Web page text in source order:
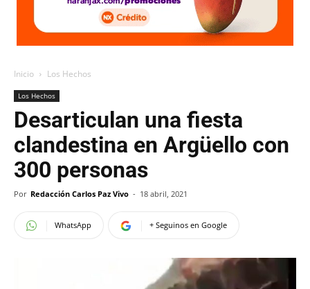
Inicio Los Hechos
Los Hechos
Desarticulan una fiesta
clandestina en Argüello con
300 personas
Por Redacción Carlos Paz Vivo - 18 abril, 2021
WhatsApp + Seguinos en Google